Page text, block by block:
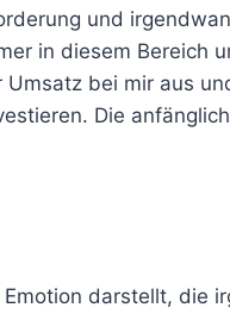
und
in diesem Bereich
bei mir aus
Die
darstellt, die